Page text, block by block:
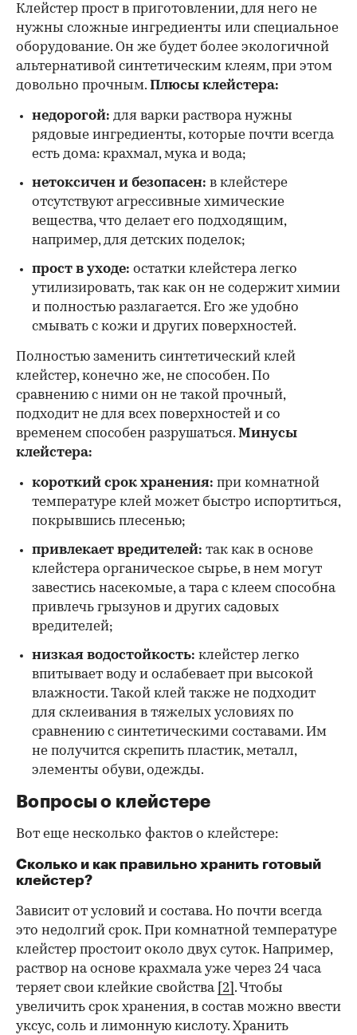
Клейстер прост в приготовлении, для него не
нужны сложные ингредиенты или специальное
оборудование. Он же будет более экологичной
альтернативой синтетическим клеям, при этом
довольно прочным. Плюсы клейстера:
недорогой: для варки раствора нужны
рядовые ингредиенты, которые почти всегда
есть дома: крахмал, мука и вода;
нетоксичен и безопасен: в клейстере
отсутствуют агрессивные химические
вещества, что делает его подходящим,
например, для детских поделок;
прост в уходе: остатки клейстера легко
утилизировать, так как он не содержит химии
и полностью разлагается. Его же удобно
смывать с кожи и других поверхностей.
Полностью заменить синтетический клей
клейстер, конечно же, не способен. По
сравнению с ними он не такой прочный,
подходит не для всех поверхностей и со
временем способен разрушаться. Минусы
клейстера:
короткий срок хранения: при комнатной
температуре клей может быстро испортиться,
покрывшись плесенью;
привлекает вредителей: так как в основе
клейстера органическое сырье, в нем могут
завестись насекомые, а тара с клеем способна
привлечь грызунов и других садовых
вредителей;
низкая водостойкость: клейстер легко
впитывает воду и ослабевает при высокой
влажности. Такой клей также не подходит
для склеивания в тяжелых условиях по
сравнению с синтетическими составами. Им
не получится скрепить пластик, металл,
элементы обуви, одежды.
Вопросы о клейстере
Вот еще несколько фактов о клейстере:
Сколько и как правильно хранить готовый
клейстер?
Зависит от условий и состава. Но почти всегда
это недолгий срок. При комнатной температуре
клейстер простоит около двух суток. Например,
раствор на основе крахмала уже через 24 часа
теряет свои клейкие свойства [2] . Чтобы
увеличить срок хранения, в состав можно ввести
уксус, соль и лимонную кислоту. Хранить